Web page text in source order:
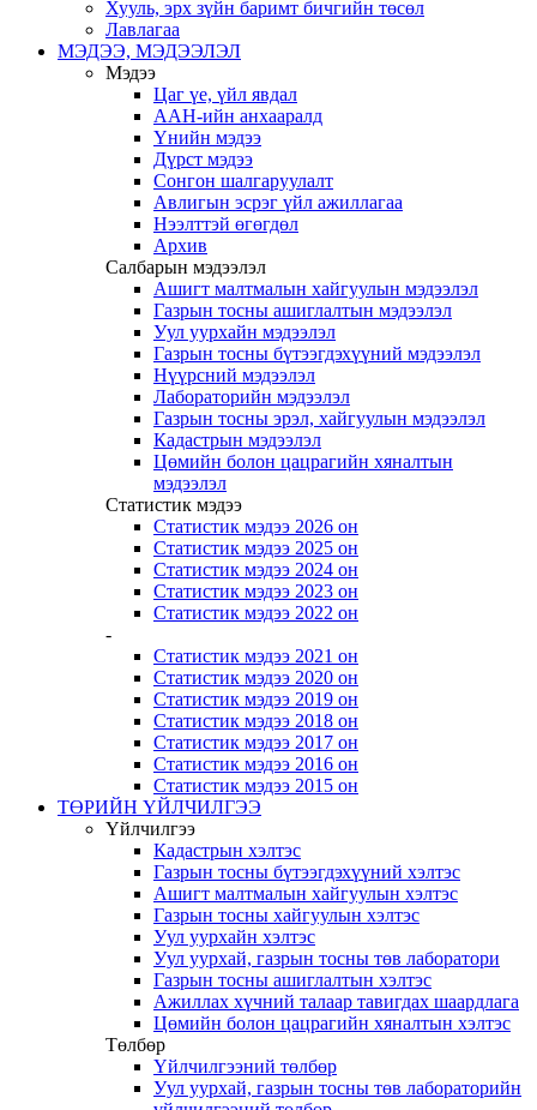
Хууль, эрх зүйн баримт бичгийн төсөл
Лавлагаа
МЭДЭЭ, МЭДЭЭЛЭЛ
Мэдээ
Цаг үе, үйл явдал
ААН-ийн анхааралд
Үнийн мэдээ
Дүрст мэдээ
Сонгон шалгаруулалт
Авлигын эсрэг үйл ажиллагаа
Нээлттэй өгөгдөл
Архив
Салбарын мэдээлэл
Ашигт малтмалын хайгуулын мэдээлэл
Газрын тосны ашиглалтын мэдээлэл
Уул уурхайн мэдээлэл
Газрын тосны бүтээгдэхүүний мэдээлэл
Нүүрсний мэдээлэл
Лабораторийн мэдээлэл
Газрын тосны эрэл, хайгуулын мэдээлэл
Кадастрын мэдээлэл
Цөмийн болон цацрагийн хяналтын
мэдээлэл
Статистик мэдээ
Статистик мэдээ 2026 он
Статистик мэдээ 2025 он
Статистик мэдээ 2024 он
Статистик мэдээ 2023 он
Статистик мэдээ 2022 он
-
Статистик мэдээ 2021 он
Статистик мэдээ 2020 он
Статистик мэдээ 2019 он
Статистик мэдээ 2018 он
Статистик мэдээ 2017 он
Статистик мэдээ 2016 он
Статистик мэдээ 2015 он
ТӨРИЙН ҮЙЛЧИЛГЭЭ
Үйлчилгээ
Кадастрын хэлтэс
Газрын тосны бүтээгдэхүүний хэлтэс
Ашигт малтмалын хайгуулын хэлтэс
Газрын тосны хайгуулын хэлтэс
Уул уурхайн хэлтэс
Уул уурхай, газрын тосны төв лаборатори
Газрын тосны ашиглалтын хэлтэс
Ажиллах хүчний талаар тавигдах шаардлага
Цөмийн болон цацрагийн хяналтын хэлтэс
Төлбөр
Үйлчилгээний төлбөр
Уул уурхай, газрын тосны төв лабораторийн